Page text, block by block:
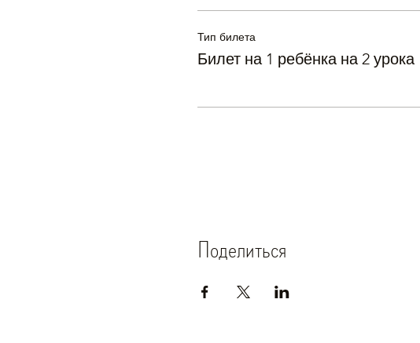
Тип билета
Билет на 1 ребёнка на 2 урока
Поделиться